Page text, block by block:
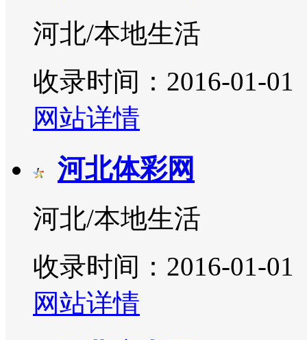
河北/本地生活
收录时间：2016-01-01
网站详情
河北体彩网
河北/本地生活
收录时间：2016-01-01
网站详情